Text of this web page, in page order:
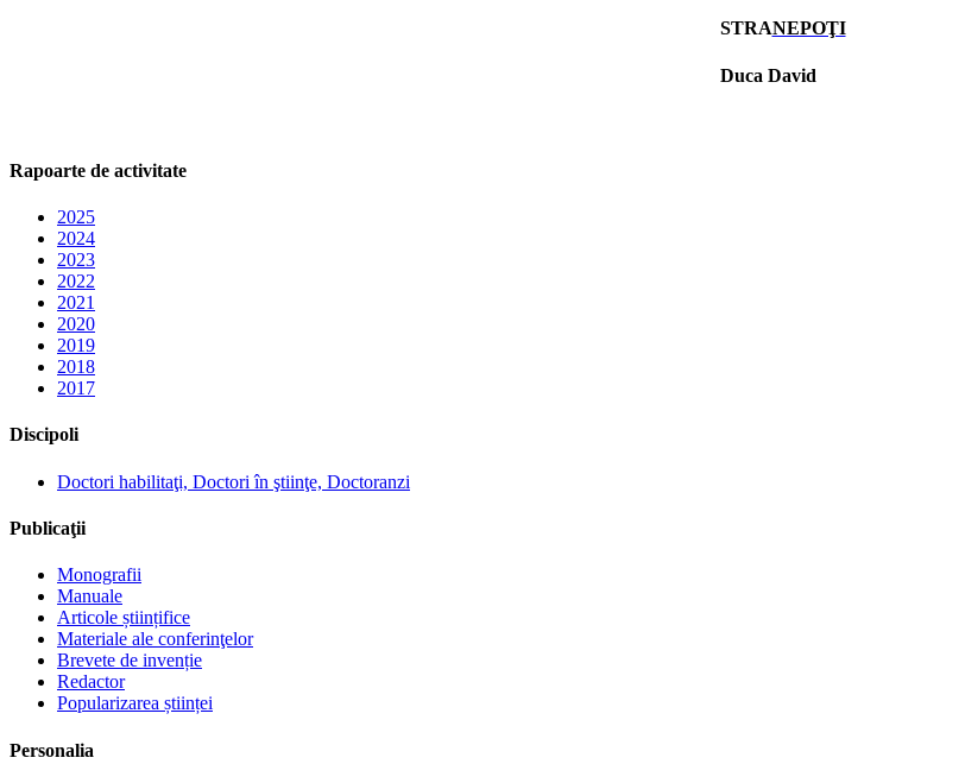
STRANEPOŢI
Duca David
Rapoarte de activitate
2025
2024
2023
2022
2021
2020
2019
2018
2017
Discipoli
Doctori habilitaţi, Doctori în ştiinţe, Doctoranzi
Publicaţii
Monografii
Manuale
Articole științifice
Materiale ale conferinţelor
Brevete de invenție
Redactor
Popularizarea științei
Personalia